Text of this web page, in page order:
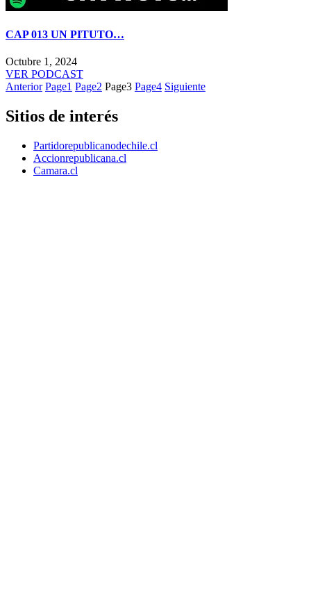
CAP 013 UN PITUTO…
Octubre 1, 2024
VER PODCAST
Anterior Page1 Page2 Page3 Page4 Siguiente
Sitios de interés
Partidorepublicanodechile.cl
Accionrepublicana.cl
Camara.cl